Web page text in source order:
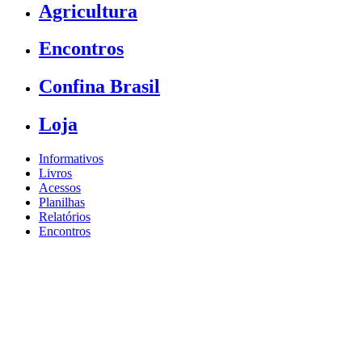
Agricultura
Encontros
Confina Brasil
Loja
Informativos
Livros
Acessos
Planilhas
Relatórios
Encontros